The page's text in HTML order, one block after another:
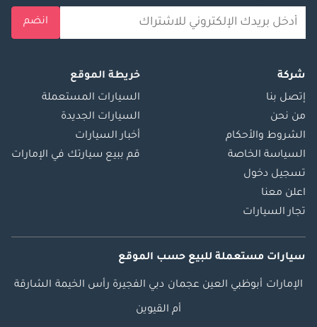
انضم
شركة
إتصل بنا
من نحن
الشروط والأحكام
السياسة الخاصة
تسجيل دخول
اعلن معنا
تجار السيارات
خريطة الموقع
السيارات المستعملة
السيارات الجديدة
أخبار السيارات
قم ببيع سيارتك في الإمارات
سيارات مستعملة للبيع حسب الموقع
الإمارات أبوظبي العين عجمان دبي الفجيرة رأس الخيمة الشارقة
أم القيوين